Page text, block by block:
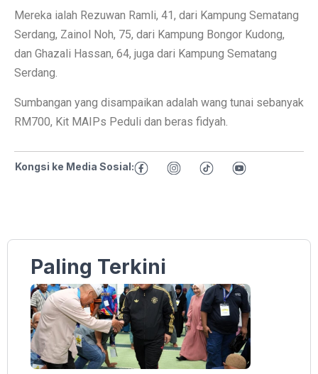
Mereka ialah Rezuwan Ramli, 41, dari Kampung Sematang
Serdang, Zainol Noh, 75, dari Kampung Bongor Kudong,
dan Ghazali Hassan, 64, juga dari Kampung Sematang
Serdang.
Sumbangan yang disampaikan adalah wang tunai sebanyak
RM700, Kit MAIPs Peduli dan beras fidyah.
Kongsi ke Media Sosial:
Paling Terkini